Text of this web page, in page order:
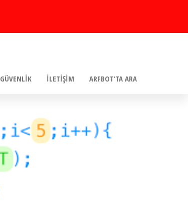
GÜVENLIK İLETIŞIM ARFBOT’TA ARA